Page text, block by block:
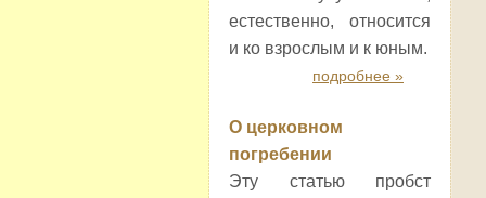
естественно, относится
и ко взрослым и к юным.
подробнее »
О церковном
погребении
Эту статью пробст